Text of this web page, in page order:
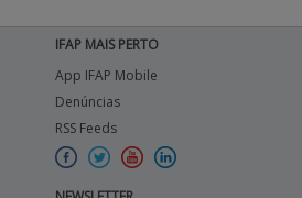
IFAP MAIS PERTO
App IFAP Mobile
Denúncias
RSS Feeds